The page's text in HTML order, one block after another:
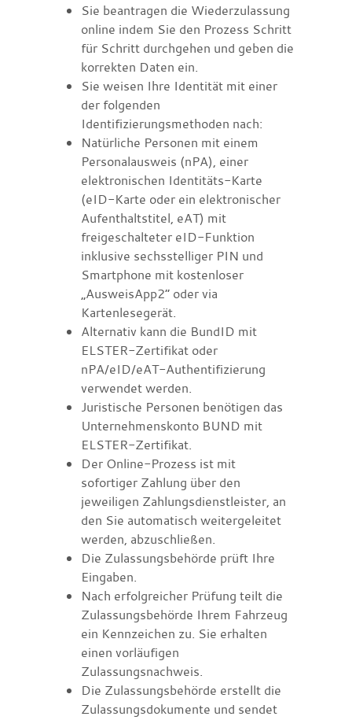
Sie beantragen die Wiederzulassung
online indem Sie den Prozess Schritt
für Schritt durchgehen und geben die
korrekten Daten ein.
Sie weisen Ihre Identität mit einer
der folgenden
Identifizierungsmethoden nach:
Natürliche Personen mit einem
Personalausweis (nPA), einer
elektronischen Identitäts-Karte
(eID-Karte oder ein elektronischer
Aufenthaltstitel, eAT) mit
freigeschalteter eID-Funktion
inklusive sechsstelliger PIN und
Smartphone mit kostenloser
„AusweisApp2“ oder via
Kartenlesegerät.
Alternativ kann die BundID mit
ELSTER-Zertifikat oder
nPA/eID/eAT-Authentifizierung
verwendet werden.
Juristische Personen benötigen das
Unternehmenskonto BUND mit
ELSTER-Zertifikat.
Der Online-Prozess ist mit
sofortiger Zahlung über den
jeweiligen Zahlungsdienstleister, an
den Sie automatisch weitergeleitet
werden, abzuschließen.
Die Zulassungsbehörde prüft Ihre
Eingaben.
Nach erfolgreicher Prüfung teilt die
Zulassungsbehörde Ihrem Fahrzeug
ein Kennzeichen zu. Sie erhalten
einen vorläufigen
Zulassungsnachweis.
Die Zulassungsbehörde erstellt die
Zulassungsdokumente und sendet